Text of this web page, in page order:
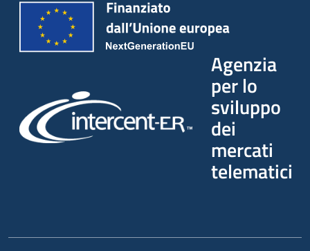
Agenzia
per lo
sviluppo
dei
mercati
telematici